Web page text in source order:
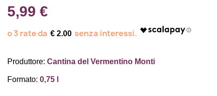
5,99 €
€ 2.00
Produttore: Cantina del Vermentino Monti
Formato: 0,75 l